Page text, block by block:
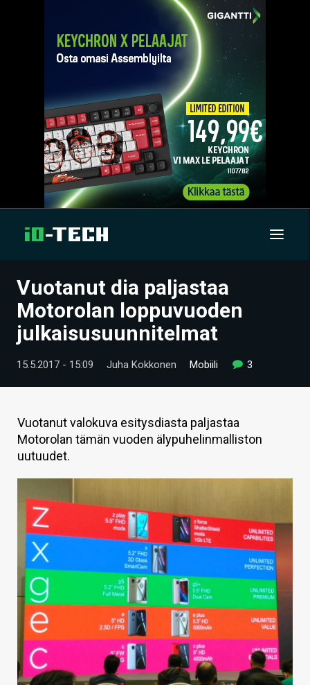
UUTISET
ARTIKKELIT
VIDEOT
TECHBBS
TIETOA
HINTA.FI
VAIHDA TEEMA
HAKU
Vuotanut dia paljastaa
Motorolan loppuvuoden
julkaisusuunnitelmat
15.5.2017 - 15:09 Juha Kokkonen Mobiili 3
Vuotanut valokuva esitysdiasta paljastaa
Motorolan tämän vuoden älypuhelinmalliston
uutuudet.